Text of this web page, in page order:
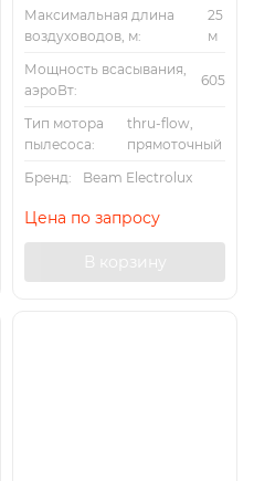
Максимальная длина
воздуховодов, м:
25
м
Мощность всасывания,
аэроВт:
605
Тип мотора
пылесоса:
thru-flow,
прямоточный
Бренд:
Beam Electrolux
Цена по запросу
В корзину